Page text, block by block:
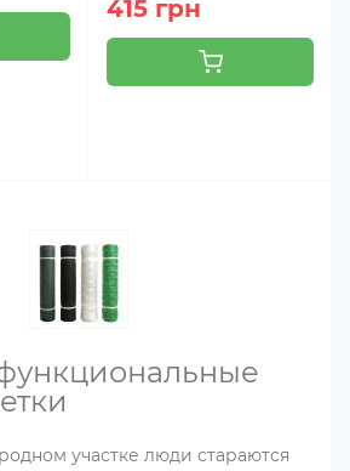
415 грн
участке люди стараются